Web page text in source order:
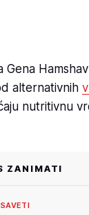
Gena
alternativnih
nutritivnu
ZANIMATI
SAVETI